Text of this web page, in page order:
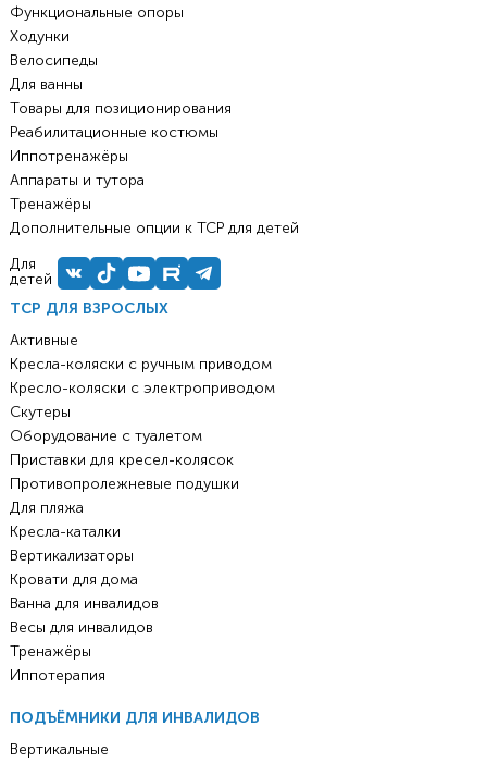
ТСР ДЛЯ ВЗРОСЛЫХ
Активные
Кресла-коляски с ручным приводом
Кресло-коляски с электроприводом
Скутеры
Оборудование с туалетом
Приставки для кресел-колясок
Противопролежневые подушки
Для пляжа
Кресла-каталки
Вертикализаторы
Кровати для дома
Ванна для инвалидов
Весы для инвалидов
Тренажёры
Иппотерапия
ПОДЪЁМНИКИ ДЛЯ ИНВАЛИДОВ
Вертикальные
Функциональные опоры
Ходунки
Велосипеды
Для ванны
Товары для позиционирования
Реабилитационные костюмы
Иппотренажёры
Аппараты и тутора
Тренажёры
Дополнительные опции к ТСР для детей
Для
детей